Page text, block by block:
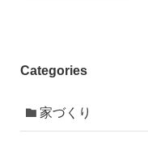
Categories
家づくり